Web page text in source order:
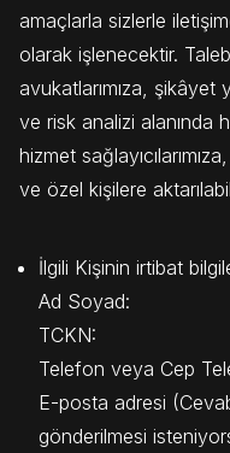
amaçlarla sizlerle
olarak işlenecektir.
avukatlarımıza,
ve risk analizi alanında
hizmet
ve özel kişilere
İlgili Kişinin irtibat
Ad Soyad:
TCKN:
Telefon veya Cep
E-posta adresi
gönderilmesi